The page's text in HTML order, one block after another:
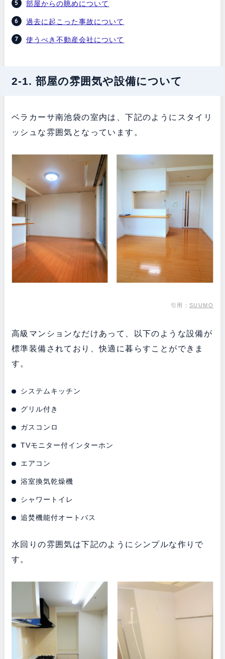
部屋からの眺めについて
過去に起こった事故について
使うべき不動産会社について
2-1. 部屋の雰囲気や設備について
ベラカーサ南池袋の室内は、下記のようにスタイリ
ッシュな雰囲気となっています。
引用：SUUMO
高級マンションなだけあって、以下のような設備が
標準装備されており、快適に暮らすことができま
す。
システムキッチン
グリル付き
ガスコンロ
TVモニター付インターホン
エアコン
浴室換気乾燥機
シャワートイレ
追焚機能付オートバス
水回りの雰囲気は下記のようにシンプルな作りで
す。